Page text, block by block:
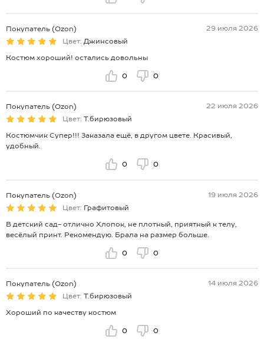
Покупатель (Ozon)
29 июля 2026
Цвет: Джинсовый
Костюм хороший! остались довольны
0 0
Покупатель (Ozon)
22 июля 2026
Цвет: Т.бирюзовый
Костюмчик Супер!!! Заказала ещё, в другом цвете. Красивый,
удобный.
0 0
Покупатель (Ozon)
19 июля 2026
Цвет: Графитовый
В детский сад- отлично Хлопок, не плотный, приятный к телу,
весёлый принт. Рекомендую. Брала на размер больше.
0 0
Покупатель (Ozon)
14 июля 2026
Цвет: Т.бирюзовый
Хороший по качеству костюм
0 0